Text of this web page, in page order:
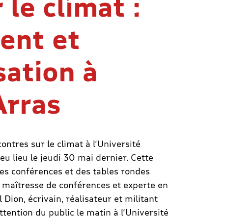
et
à
sur le climat à l’Université
eu lieu le jeudi 30 mai dernier. Cette
conférences et des tables rondes
de conférences et experte en
Dion, écrivain, réalisateur et militant
du public le matin à l’Université